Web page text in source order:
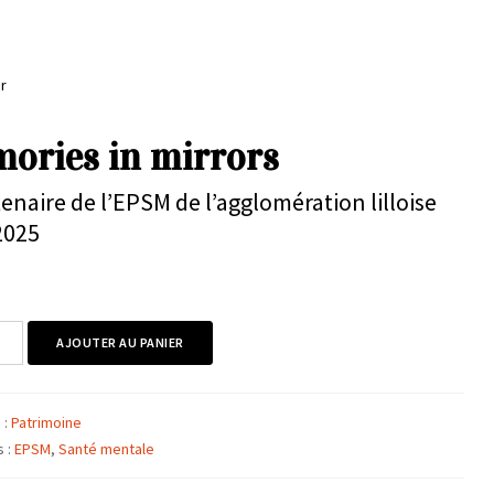
in mirrors
de l’EPSM de l’agglomération lilloise
AJOUTER AU PANIER
Patrimoine
: EPSM, Santé mentale